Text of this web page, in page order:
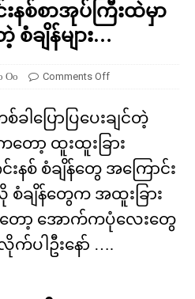
င်းနစ်စာအုပ်ကြီးထဲမှာ
ချိန်များ…
Oo Comments Off
ပြောပြပေးချင်တဲ့
ော့ ထူးထူးခြား
နစ် စံချိန်တွေ အကြောင်း
ချိန်တွေက အထူးခြား
ော့ အောက်ကပုံလေးတွေ
ပါဦးနော် ….